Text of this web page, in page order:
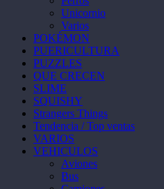
Unicornio
Varios
POKÉMON
PUERICULTURA
PUZZLES
QUE CRECEN
SLIME
SQUISHY
Strangers Things
Tendencia / Top ventas
VARIOS
VEHICULOS
Aviones
Bus